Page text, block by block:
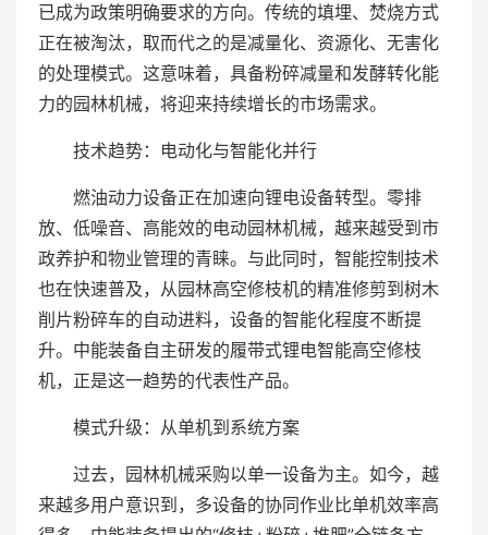
已成为政策明确要求的方向。传统的填埋、焚烧方式
正在被淘汰，取而代之的是减量化、资源化、无害化
的处理模式。这意味着，具备粉碎减量和发酵转化能
力的园林机械，将迎来持续增长的市场需求。
技术趋势：电动化与智能化并行
燃油动力设备正在加速向锂电设备转型。零排
放、低噪音、高能效的电动园林机械，越来越受到市
政养护和物业管理的青睐。与此同时，智能控制技术
也在快速普及，从园林高空修枝机的精准修剪到树木
削片粉碎车的自动进料，设备的智能化程度不断提
升。中能装备自主研发的履带式锂电智能高空修枝
机，正是这一趋势的代表性产品。
模式升级：从单机到系统方案
过去，园林机械采购以单一设备为主。如今，越
来越多用户意识到，多设备的协同作业比单机效率高